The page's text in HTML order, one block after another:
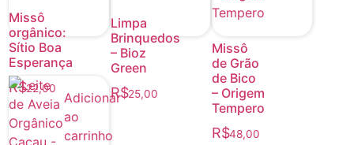
Missô
orgânico:
Sítio Boa
Esperança
R$22,00
Limpa
Brinquedos
– Bioz
Green
R$25,00
Missô
de Grão
de Bico
– Origem
Tempero
R$48,00
Adicionar
ao
carrinho